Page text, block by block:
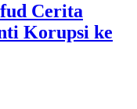
Cerita
Korupsi ke